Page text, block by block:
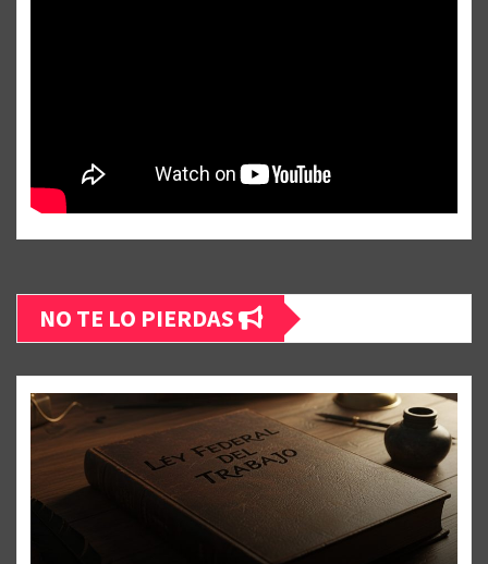
NO TE LO PIERDAS